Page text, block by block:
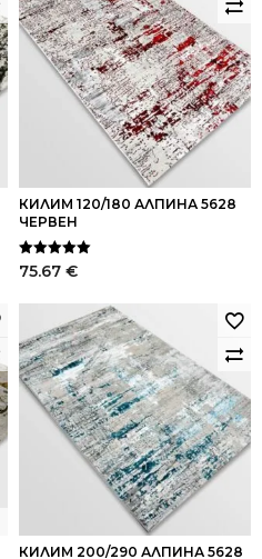
КИЛИМ 120/180 АЛПИНА 5628
ЧЕРВЕН
Оценено на
5.00
75.67 €
КИЛИМ 200/290 АЛПИНА 5628